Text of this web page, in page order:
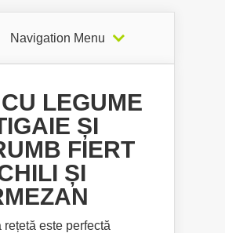
Navigation Menu
LEGUME
ȘI
FIERT
ȘI
rețetă este perfectă